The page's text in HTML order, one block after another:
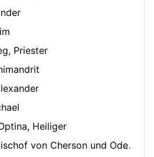
Priester
Heiliger
von Cherson und Odessa